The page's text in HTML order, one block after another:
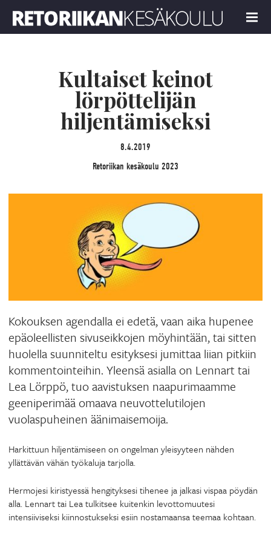
MENU
Kultaiset keinot
lörpöttelijän
hiljentämiseksi
8.4.2019
Retoriikan kesäkoulu 2023
Kokouksen agendalla ei edetä, vaan aika hupenee
epäoleellisten sivuseikkojen möyhintään, tai sitten
huolella suunniteltu esityksesi jumittaa liian pitkiin
kommentointeihin. Yleensä asialla on Lennart tai
Lea Lörppö, tuo aavistuksen naapurimaamme
geeniperimää omaava neuvottelutilojen
vuolaspuheinen äänimaisemoija.
Harkittuun hiljentämiseen on ongelman yleisyyteen nähden
yllättävän vähän työkaluja tarjolla.
Hermojesi kiristyessä hengityksesi tihenee ja jalkasi vispaa pöydän
alla. Lennart tai Lea tulkitsee kuitenkin levottomuutesi
intensiiviseksi kiinnostukseksi esiin nostamaansa teemaa kohtaan.